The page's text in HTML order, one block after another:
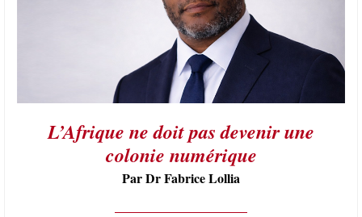
L’Afrique ne doit pas devenir une
colonie numérique
Par Dr Fabrice Lollia